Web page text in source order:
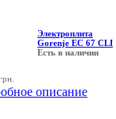
Электроплита
Gorenje EC 67 CLI
Есть в наличии
описание